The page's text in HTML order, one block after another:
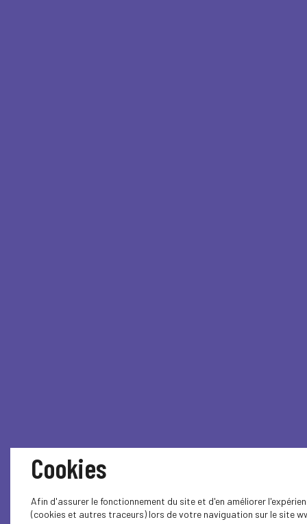
Cookies
Afin d'assurer le fonctionnement du site et d'en améliorer
(cookies et autres traceurs) lors de votre naviguation sur le site